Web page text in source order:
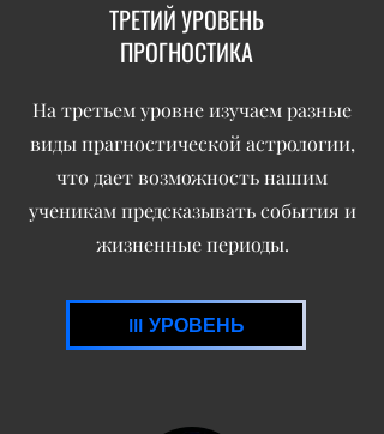
ТРЕТИЙ УРОВЕНЬ
ПРОГНОСТИКА
На третьем уровне изучаем разные
виды прагностической астрологии,
что дает возможность нашим
ученикам предсказывать события и
жизненные периоды.
III УРОВЕНЬ